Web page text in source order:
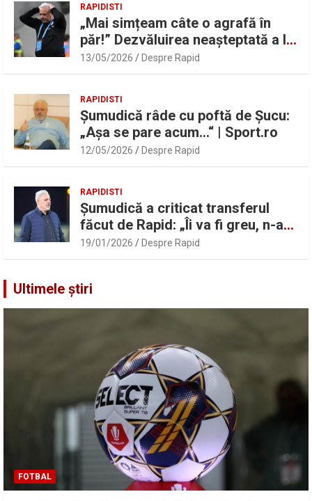
RAPIDISTI
„Mai simțeam câte o agrafă în
păr!” Dezvăluirea neașteptată a lui
Marius Șumudică despre Daniel
Pancu
13/05/2026 Despre Rapid
RAPIDISTI
Șumudică râde cu poftă de Șucu:
„Așa se pare acum…“ | Sport.ro
12/05/2026 Despre Rapid
RAPIDISTI
Șumudică a criticat transferul
făcut de Rapid: „Îi va fi greu, n-am
înțeles”
19/01/2026 Despre Rapid
Ultimele știri
FOTBAL